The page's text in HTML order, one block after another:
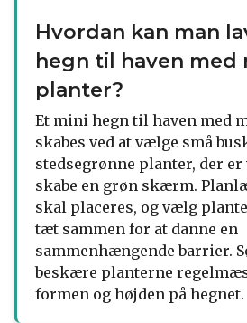
Hvordan kan man
hegn til haven med
planter?
Et mini hegn til haven med
skabes ved at vælge små
stedsegrønne planter, der
skabe en grøn skærm.
skal placeres, og vælg
tæt sammen for at danne en
sammenhængende barrier.
beskære planterne
formen og højden på hegnet.